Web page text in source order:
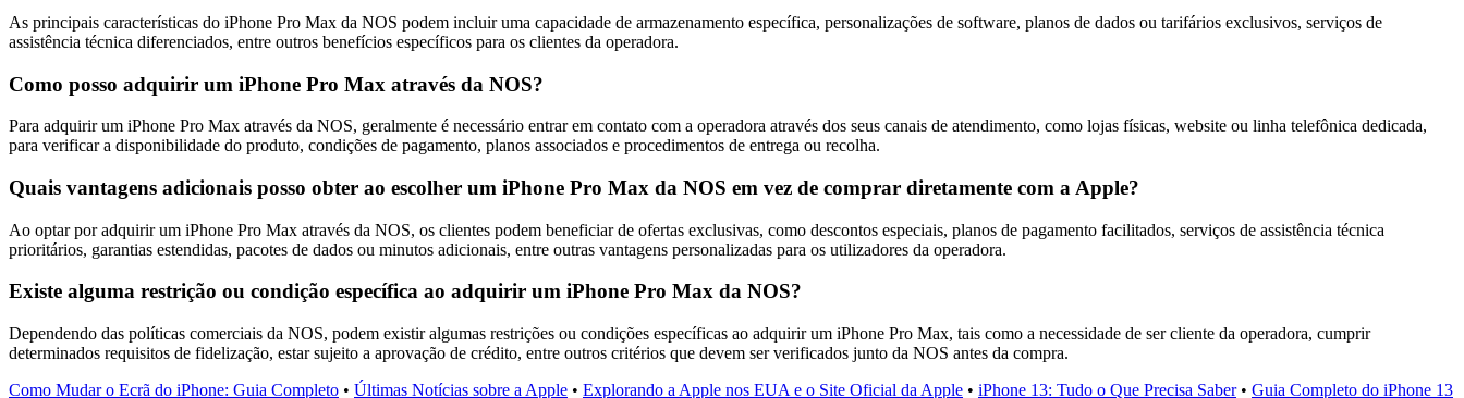
As principais características do iPhone Pro Max da NOS podem incluir uma capacidade de armazenamento específica, personalizações de software, planos de dados ou tarifários exclusivos, serviços de
assistência técnica diferenciados, entre outros benefícios específicos para os clientes da operadora.
Como posso adquirir um iPhone Pro Max através da NOS?
Para adquirir um iPhone Pro Max através da NOS, geralmente é necessário entrar em contato com a operadora através dos seus canais de atendimento, como lojas físicas, website ou linha telefônica dedicada,
para verificar a disponibilidade do produto, condições de pagamento, planos associados e procedimentos de entrega ou recolha.
Quais vantagens adicionais posso obter ao escolher um iPhone Pro Max da NOS em vez de comprar diretamente com a Apple?
Ao optar por adquirir um iPhone Pro Max através da NOS, os clientes podem beneficiar de ofertas exclusivas, como descontos especiais, planos de pagamento facilitados, serviços de assistência técnica
prioritários, garantias estendidas, pacotes de dados ou minutos adicionais, entre outras vantagens personalizadas para os utilizadores da operadora.
Existe alguma restrição ou condição específica ao adquirir um iPhone Pro Max da NOS?
Dependendo das políticas comerciais da NOS, podem existir algumas restrições ou condições específicas ao adquirir um iPhone Pro Max, tais como a necessidade de ser cliente da operadora, cumprir
determinados requisitos de fidelização, estar sujeito a aprovação de crédito, entre outros critérios que devem ser verificados junto da NOS antes da compra.
Como Mudar o Ecrã do iPhone: Guia Completo • Últimas Notícias sobre a Apple • Explorando a Apple nos EUA e o Site Oficial da Apple • iPhone 13: Tudo o Que Precisa Saber• Guia Completo do iPhone 13